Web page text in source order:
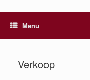
Menu
Verkoop